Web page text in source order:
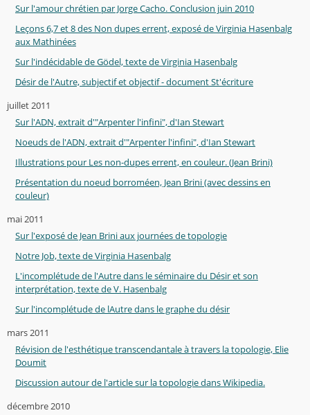
Sur l'amour chrétien par Jorge Cacho. Conclusion juin 2010
Leçons 6,7 et 8 des Non dupes errent, exposé de Virginia Hasenbalg
aux Mathinées
Sur l'indécidable de Gödel, texte de Virginia Hasenbalg
Désir de l'Autre, subjectif et objectif - document St'écriture
juillet 2011
Sur l'ADN, extrait d'"Arpenter l'infini", d'Ian Stewart
Noeuds de l'ADN, extrait d'"Arpenter l'infini", d'Ian Stewart
Illustrations pour Les non-dupes errent, en couleur. (Jean Brini)
Présentation du noeud borroméen, Jean Brini (avec dessins en
couleur)
mai 2011
Sur l'exposé de Jean Brini aux journées de topologie
Notre Job, texte de Virginia Hasenbalg
L'incomplétude de l'Autre dans le séminaire du Désir et son
interprétation, texte de V. Hasenbalg
Sur l'incomplétude de lAutre dans le graphe du désir
mars 2011
Révision de l'esthétique transcendantale à travers la topologie, Elie
Doumit
Discussion autour de l'article sur la topologie dans Wikipedia.
décembre 2010